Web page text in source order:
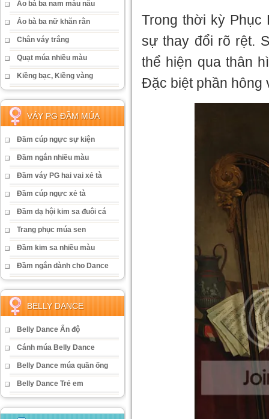
Áo bà ba nam màu nâu
Áo bà ba nữ khăn rằn
Chân váy trắng
Quạt múa nhiều màu
Kiềng bạc, Kiềng vàng
VÁY PG ĐẦM MÚA
Đầm cúp ngực sự kiện
Đầm ngắn nhiều màu
Đầm váy PG hai vai xẻ tà
Đầm cúp ngực xẻ tà
Đầm dạ hội kim sa đuôi cá
Trang phục múa sen
Đầm kim sa nhiều màu
Đầm ngắn dành cho Dance
BELLY DANCE
Belly Dance Ấn độ
Cánh múa Belly Dance
Belly Dance múa quần ống
Belly Dance Trẻ em
Trong thời kỳ Phục
sự thay đổi rõ rệt.
thể hiện qua thân
Đặc biệt phần hông